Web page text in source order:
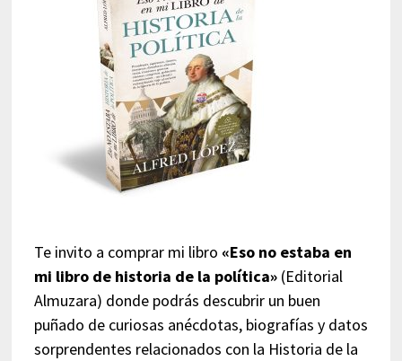
Te invito a comprar mi libro «Eso no estaba en
mi libro de historia de la política»(Editorial
Almuzara) donde podrás descubrir un buen
puñado de curiosas anécdotas, biografías y datos
sorprendentes relacionados con la Historia de la